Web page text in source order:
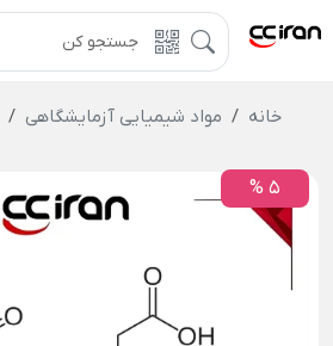
خانه مواد شیمیایی آزمایشگاهی
5 %